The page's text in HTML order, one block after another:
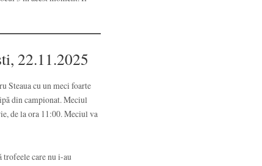
22.11.2025
Steaua cu un meci foarte
din campionat. Meciul
de la ora 11:00. Meciul va
trofeele care nu i-au